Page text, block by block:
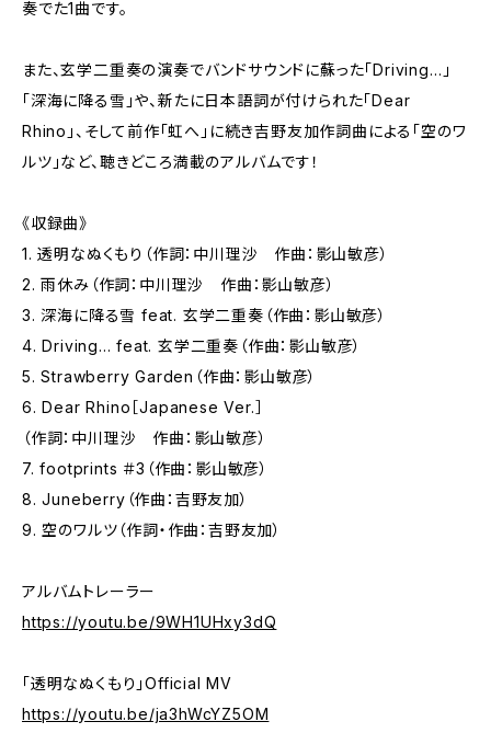
奏でた1曲です。
また、玄学二重奏の演奏でバンドサウンドに蘇った「Driving…」
「深海に降る雪」や、新たに日本語詞が付けられた「Dear
Rhino」、そして前作「虹へ」に続き吉野友加作詞曲による「空のワ
ルツ」など、聴きどころ満載のアルバムです！
《収録曲》
1. 透明なぬくもり（作詞：中川理沙 作曲：影山敏彦）
2. 雨休み（作詞：中川理沙 作曲：影山敏彦）
3. 深海に降る雪 feat. 玄学二重奏（作曲：影山敏彦）
4. Driving... feat. 玄学二重奏（作曲：影山敏彦）
5. Strawberry Garden（作曲：影山敏彦）
6. Dear Rhino［Japanese Ver.］
（作詞：中川理沙 作曲：影山敏彦）
7. footprints ＃3（作曲：影山敏彦）
8. Juneberry（作曲：吉野友加）
9. 空のワルツ（作詞・作曲：吉野友加）
アルバムトレーラー
https://youtu.be/9WH1UHxy3dQ
「透明なぬくもり」Official MV
https://youtu.be/ja3hWcYZ5OM